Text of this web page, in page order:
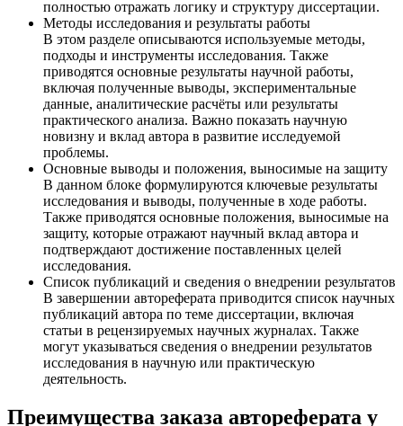
полностью отражать логику и структуру диссертации.
Методы исследования и результаты работы
В этом разделе описываются используемые методы,
подходы и инструменты исследования. Также
приводятся основные результаты научной работы,
включая полученные выводы, экспериментальные
данные, аналитические расчёты или результаты
практического анализа. Важно показать научную
новизну и вклад автора в развитие исследуемой
проблемы.
Основные выводы и положения, выносимые на защиту
В данном блоке формулируются ключевые результаты
исследования и выводы, полученные в ходе работы.
Также приводятся основные положения, выносимые на
защиту, которые отражают научный вклад автора и
подтверждают достижение поставленных целей
исследования.
Список публикаций и сведения о внедрении результатов
В завершении автореферата приводится список научных
публикаций автора по теме диссертации, включая
статьи в рецензируемых научных журналах. Также
могут указываться сведения о внедрении результатов
исследования в научную или практическую
деятельность.
Преимущества заказа автореферата у